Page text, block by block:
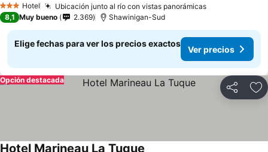
3 Estrellas
Hotel Ubicación junto al río con vistas panorámicas
8,1 Muy bueno 2.369 Shawinigan-Sud
Elige fechas para ver los precios exactos
Ver precios
Compartir
Opción destacada
Hotel Marineau La Tuque